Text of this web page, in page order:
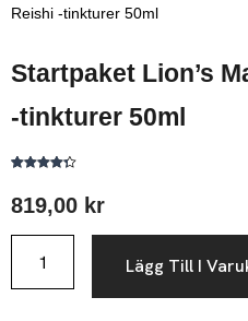
Reishi -tinkturer 50ml
Startpaket Lion’s
-tinkturer 50ml
baserat
på
819,00 kr
Lion’s
Mane,
Lägg Till I